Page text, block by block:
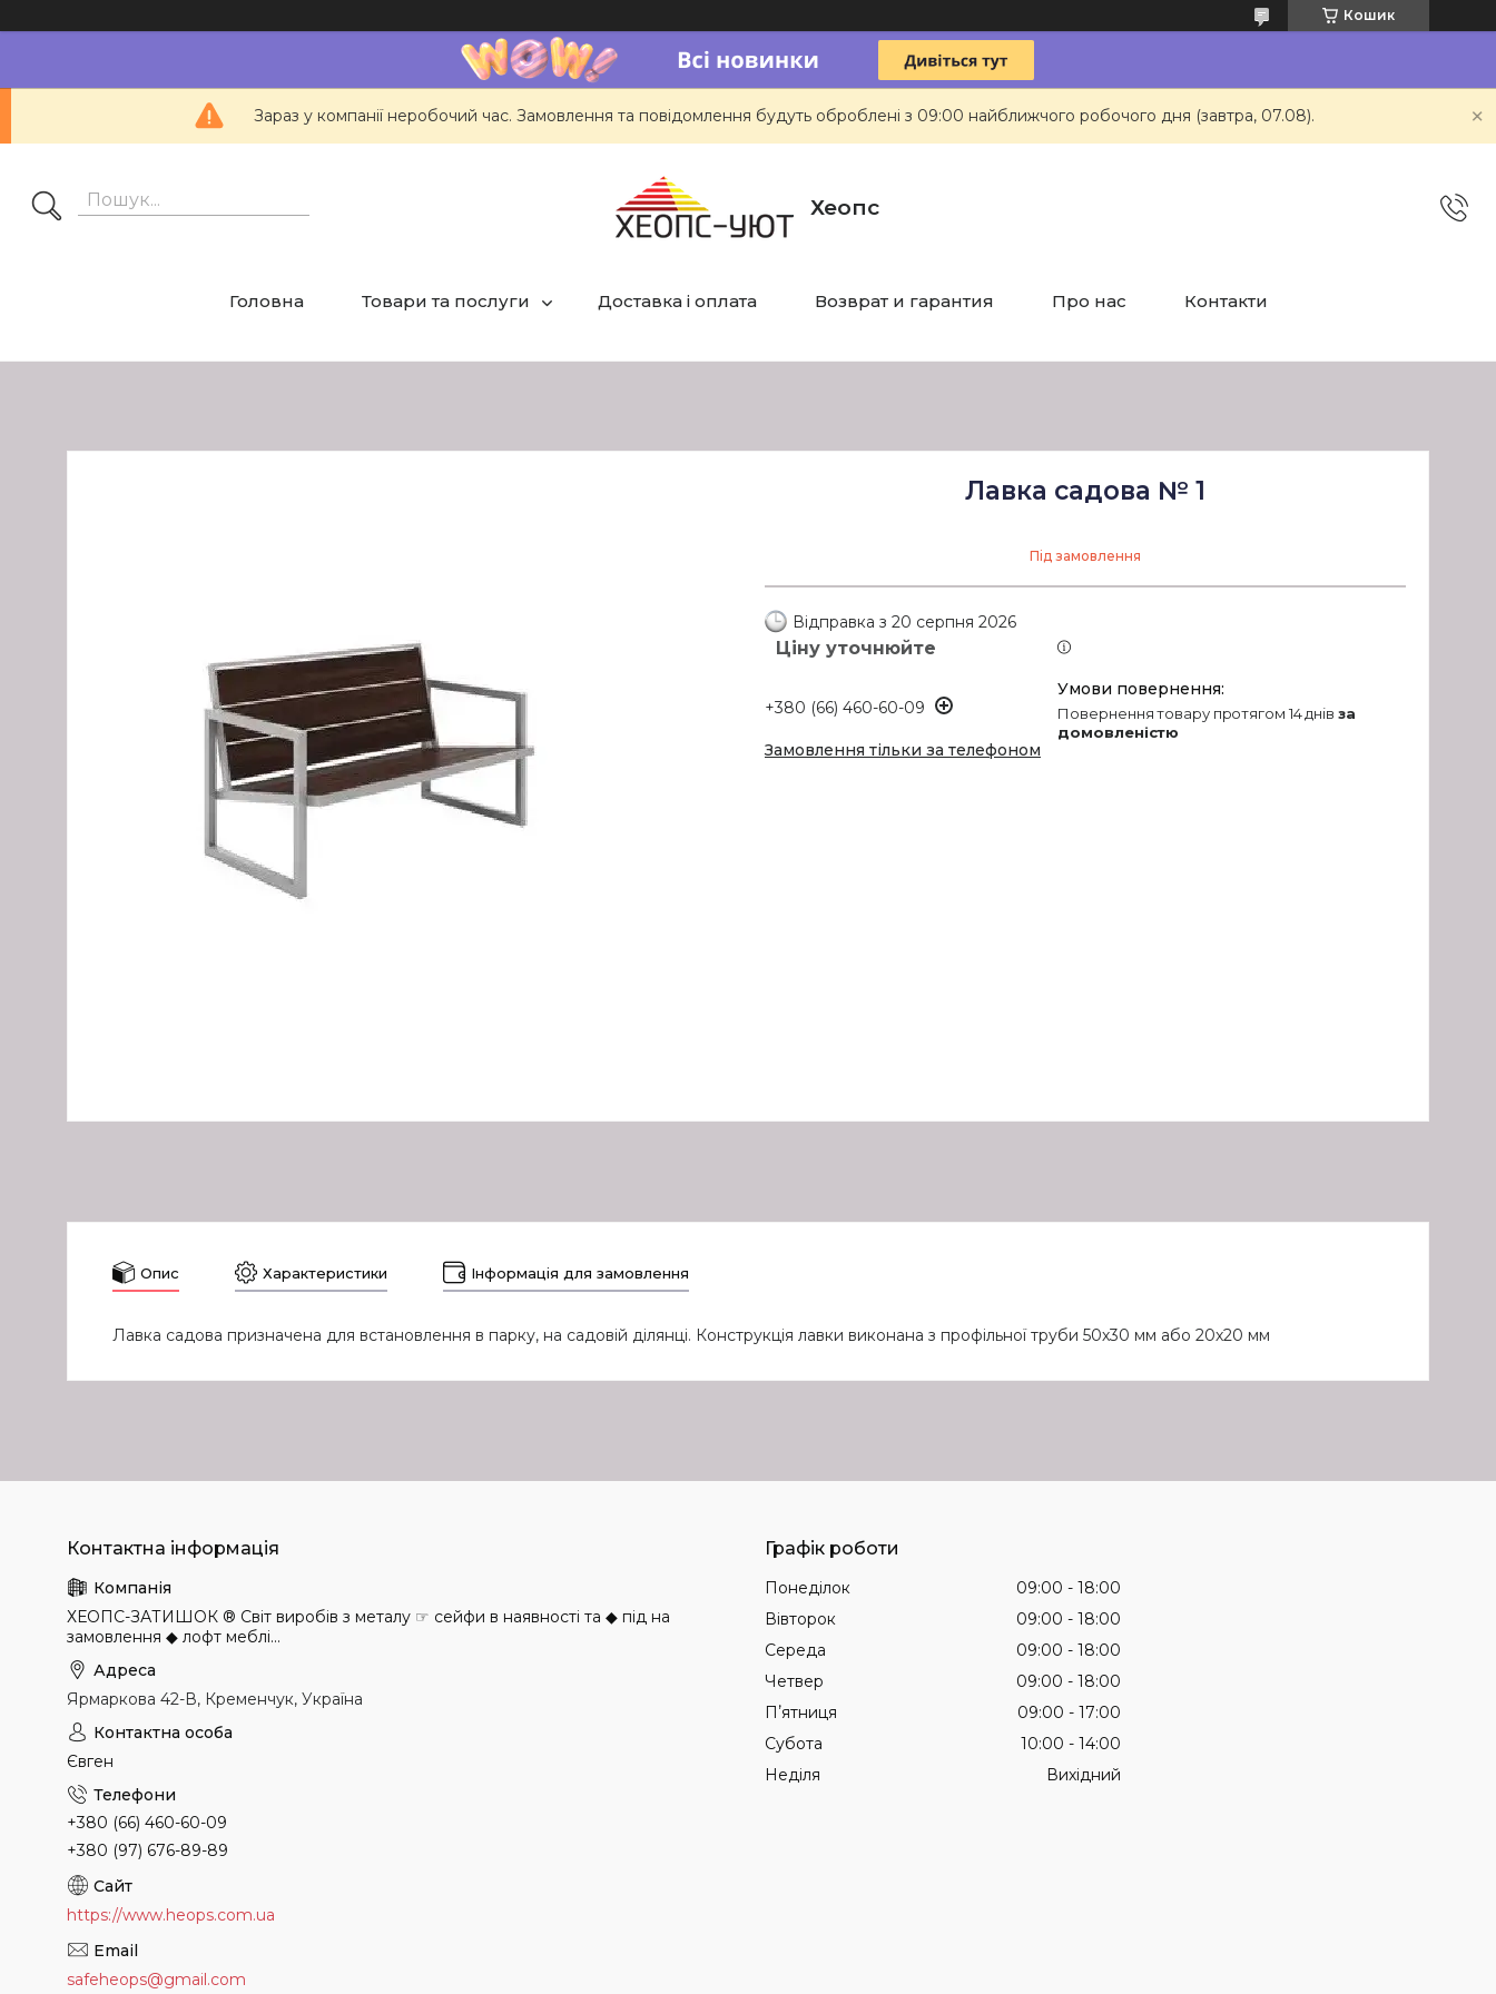
Кошик
Зараз у компанії неробочий час. Замовлення та повідомлення будуть оброблені з 09:00 найближчого робочого дня (завтра, 07.08).
Хеопс
Головна Товари та послуги Доставка і оплата Возврат и гарантия Про нас Контакти
Лавка садова № 1
Під замовлення
Відправка з 20 серпня 2026
Ціну уточнюйте
+380 (66) 460-60-09
Замовлення тільки за телефоном
повернення товару протягом 14 днів за
домовленістю
Опис Характеристики Інформація для замовлення
Лавка садова призначена для встановлення в парку, на садовій ділянці. Конструкція лавки виконана з профільної труби 50х30 мм або 20х20 мм
ХЕОПС-ЗАТИШОК ® Світ виробів з металу ☞ сейфи в наявності та ◆ під на
замовлення ◆ лофт меблі...
Ярмаркова 42-В, Кременчук, Україна
Євген
+380 (66) 460-60-09
+380 (97) 676-89-89
https://www.heops.com.ua
safeheops@gmail.com
Графік роботи
Понеділок 09:00
18:00
Вівторок
09:00
18:00
Середа
09:00
18:00
Четвер
09:00
18:00
Пʼятниця
09:00
17:00
Субота
10:00
14:00
Неділя
Вихідний